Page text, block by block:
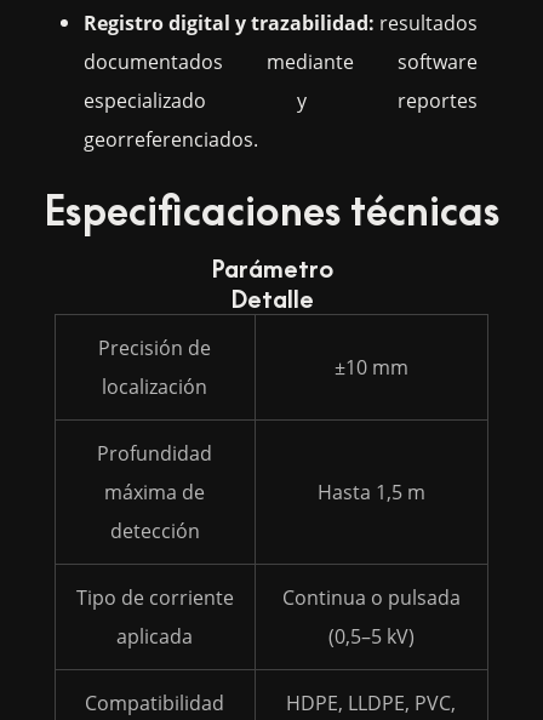
Registro digital y trazabilidad: resultados
documentados mediante software
especializado y reportes
georreferenciados.
Especificaciones técnicas
Parámetro
Detalle
Precisión de
localización
±10 mm
Profundidad
máxima de
detección
Hasta 1,5 m
Tipo de corriente
aplicada
Continua o pulsada
(0,5–5 kV)
Compatibilidad
HDPE, LLDPE, PVC,